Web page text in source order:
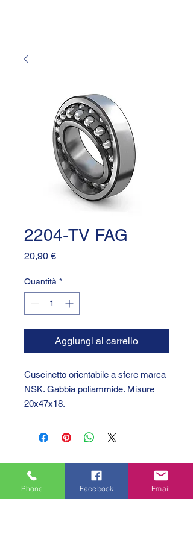
2204-TV FAG
20,90 €Prezzo
Quantità *
Aggiungi al carrello
Cuscinetto orientabile a sfere marca
NSK. Gabbia poliammide. Misure
20x47x18.
Phone Facebook Email